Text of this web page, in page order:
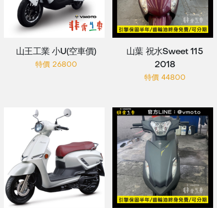
山王工業 小U(空車價)
特價 26800
山葉 祝水Sweet 115
2018
特價 44800